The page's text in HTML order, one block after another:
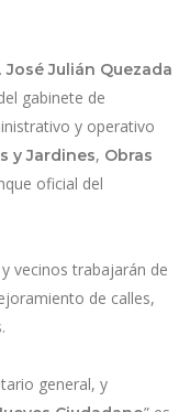
.José Julián Quezada
gabinete de
y operativo
y Jardines, Obras
oficial del
vecinos trabajarán de
de calles,
general, y